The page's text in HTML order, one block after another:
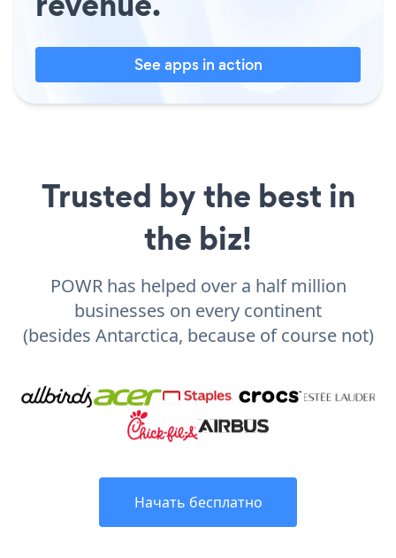
See apps in action
Trusted by the best in
the biz!
POWR has helped over a half million
businesses on every continent
(besides Antarctica, because of course not)
Начать бесплатно